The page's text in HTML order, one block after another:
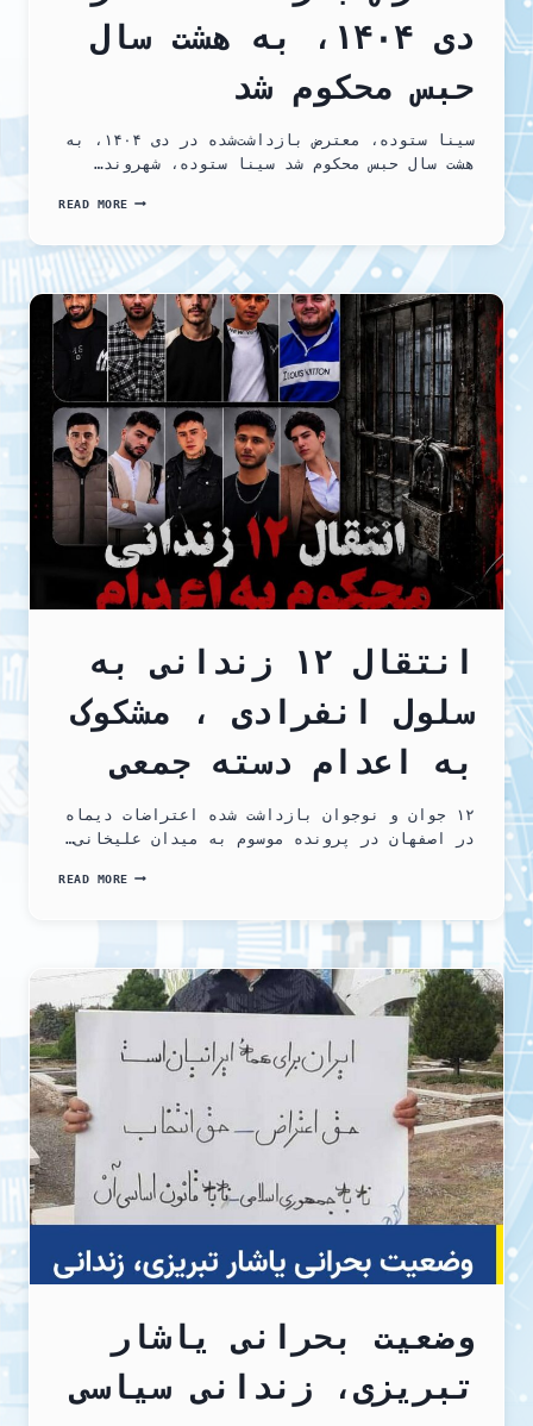
دی ۱۴۰۴، به هشت سال
حبس محکوم شد
سینا ستوده، معترض بازداشت‌شده در دی ۱۴۰۴، به
هشت سال حبس محکوم شد سینا ستوده، شهروند…
READ MOREمعترض
دی
۱۴۰۴،
به
هشت
سال
حبس
محکوم
شد
انتقال ۱۲ زندانی به
سلول انفرادی ، مشکوک
به اعدام دسته جمعی
۱۲ جوان و نوجوان بازداشت شده اعتراضات دیماه
در اصفهان در پرونده موسوم به میدان علیخانی…
READ MOREانتقال
انفرادی
،
مشکوک
اعدام
دسته
وضعیت بحرانی یاشار
تبریزی، زندانی سیاسی